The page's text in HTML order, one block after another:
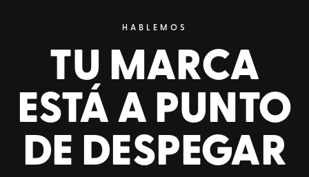
HABLEMOS
TU MARCA
ESTÁ A PUNTO
DE DESPEGAR